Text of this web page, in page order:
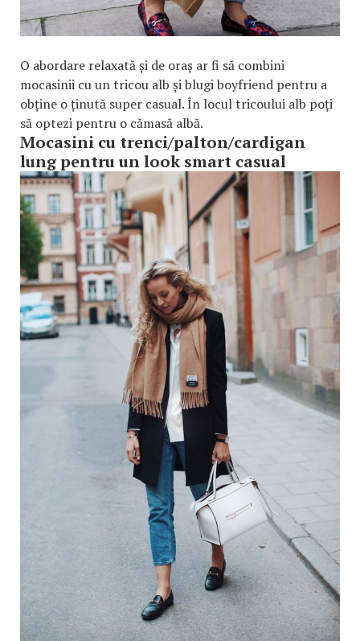
O abordare relaxată și de oraș ar fi să combini
mocasinii cu un tricou alb și blugi boyfriend pentru a
obține o ținută super casual. În locul tricoului alb poți
să optezi pentru o cămasă albă.
Mocasini cu trenci/palton/cardigan
lung pentru un look smart casual